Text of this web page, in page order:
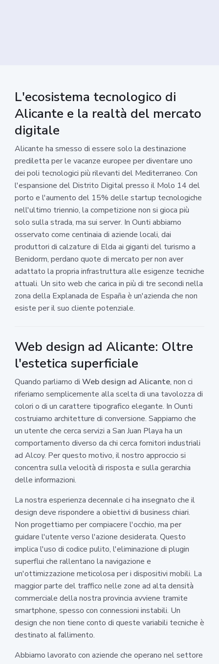
L'ecosistema tecnologico di
Alicante e la realtà del mercato
digitale
Alicante ha smesso di essere solo la destinazione
prediletta per le vacanze europee per diventare uno
dei poli tecnologici più rilevanti del Mediterraneo. Con
l'espansione del Distrito Digital presso il Molo 14 del
porto e l'aumento del 15% delle startup tecnologiche
nell'ultimo triennio, la competizione non si gioca più
solo sulla strada, ma sui server. In Ounti abbiamo
osservato come centinaia di aziende locali, dai
produttori di calzature di Elda ai giganti del turismo a
Benidorm, perdano quote di mercato per non aver
adattato la propria infrastruttura alle esigenze tecniche
attuali. Un sito web che carica in più di tre secondi nella
zona della Explanada de España è un'azienda che non
esiste per il suo cliente potenziale.
Web design ad Alicante: Oltre
l'estetica superficiale
Quando parliamo di Web design ad Alicante, non ci
riferiamo semplicemente alla scelta di una tavolozza di
colori o di un carattere tipografico elegante. In Ounti
costruiamo architetture di conversione. Sappiamo che
un utente che cerca servizi a San Juan Playa ha un
comportamento diverso da chi cerca fornitori industriali
ad Alcoy. Per questo motivo, il nostro approccio si
concentra sulla velocità di risposta e sulla gerarchia
delle informazioni.
La nostra esperienza decennale ci ha insegnato che il
design deve rispondere a obiettivi di business chiari.
Non progettiamo per compiacere l'occhio, ma per
guidare l'utente verso l'azione desiderata. Questo
implica l'uso di codice pulito, l'eliminazione di plugin
superflui che rallentano la navigazione e
un'ottimizzazione meticolosa per i dispositivi mobili. La
maggior parte del traffico nelle zone ad alta densità
commerciale della nostra provincia avviene tramite
smartphone, spesso con connessioni instabili. Un
design che non tiene conto di queste variabili tecniche è
destinato al fallimento.
Abbiamo lavorato con aziende che operano nel settore